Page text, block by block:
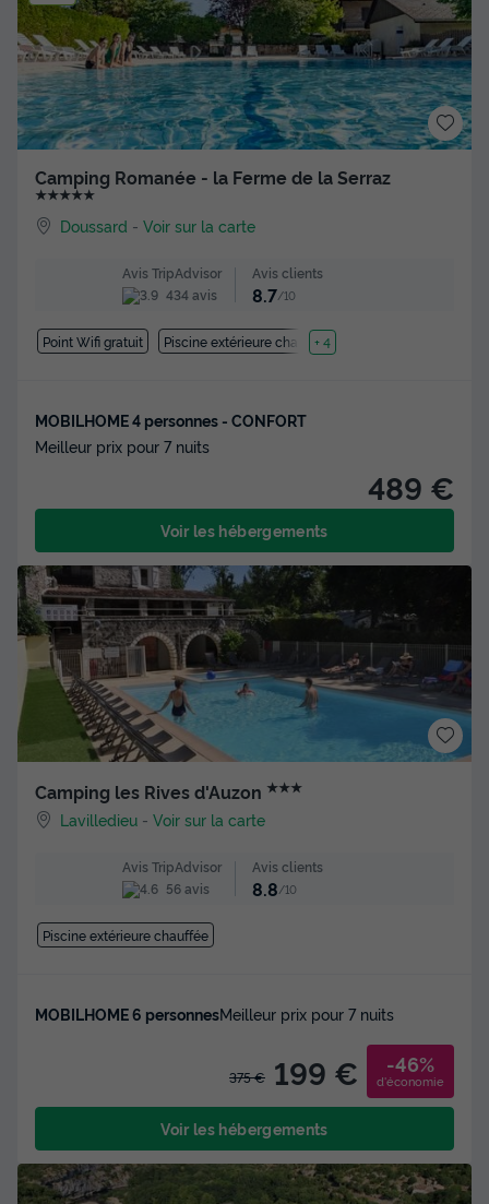
Camping Romanée - la Ferme de la Serraz
★★★★★
Doussard -Voir sur la carte
Avis TripAdvisor
434 avis
Avis clients
8.7/10
Point Wifi gratuit Piscine extérieure chauffée
+ 4
MOBILHOME 4 personnes - CONFORT
Meilleur prix pour 7 nuits
489 €
Voir les hébergements
Camping les Rives d'Auzon ★★★
Lavilledieu -Voir sur la carte
Avis TripAdvisor
56 avis
Avis clients
8.8/10
Piscine extérieure chauffée
MOBILHOME 6 personnesMeilleur prix pour 7 nuits
375 € 199 € -46%
d'économie
Voir les hébergements